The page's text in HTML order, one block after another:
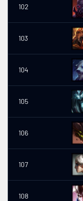
102
103
104
105
106
107
108